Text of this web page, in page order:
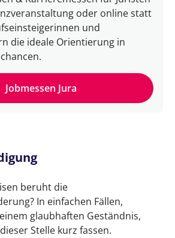
oder online statt
und
die ideale Orientierung in
Jobmessen Jura
beruht die
In einfachen Fällen,
glaubhaften Geständnis,
Stelle kurz fassen.